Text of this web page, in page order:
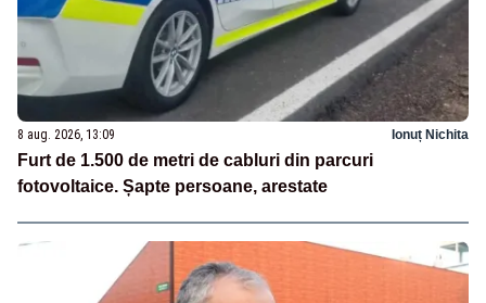
8 aug. 2026, 13:09 Ionuț Nichita
Furt de 1.500 de metri de cabluri din parcuri
fotovoltaice. Șapte persoane, arestate